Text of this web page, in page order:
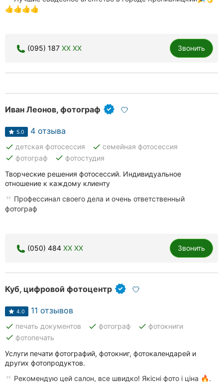
👍👍👍👍
(095) 187 XX XX Звонить
Иван Леонов, фотограф
5.0 4 отзыва
done детская фотосессия done семейная фотосессия
done фотограф done фотостудия
Творческие решения фотосессий. Индивидуальное
отношение к каждому клиенту
Профессинал своего дела и очень ответственный
фотограф
(050) 484 XX XX Звонить
Куб, цифровой фотоцентр
4.0 11 отзывов
done печать документов done фотограф done фотокниги
done фотопечать
Услуги печати фотографий, фотокниг, фотокалендарей и
других фотопродуктов.
Рекомендую цей салон, все швидко! Якісні фото і ціна 🔥.